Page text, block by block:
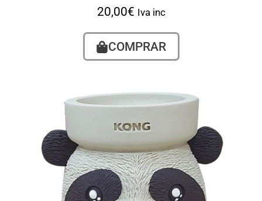
20,00€ Iva inc
COMPRAR